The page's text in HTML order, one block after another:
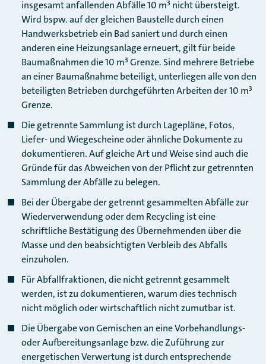
insgesamt anfallenden Abfälle 10 m³ nicht übersteigt.
Wird bspw. auf der gleichen Baustelle durch einen
Handwerksbetrieb ein Bad saniert und durch einen
anderen eine Heizungsanlage erneuert, gilt für beide
Baumaßnahmen die 10 m³ Grenze. Sind mehrere Betriebe
an einer Baumaßnahme beteiligt, unterliegen alle von den
beteiligten Betrieben durchgeführten Arbeiten der 10 m³
Grenze.
Die getrennte Sammlung ist durch Lagepläne, Fotos,
Liefer- und Wiegescheine oder ähnliche Dokumente zu
dokumentieren. Auf gleiche Art und Weise sind auch die
Gründe für das Abweichen von der Pflicht zur getrennten
Sammlung der Abfälle zu belegen.
Bei der Übergabe der getrennt gesammelten Abfälle zur
Wiederverwendung oder dem Recycling ist eine
schriftliche Bestätigung des Übernehmenden über die
Masse und den beabsichtigten Verbleib des Abfalls
einzuholen.
Für Abfallfraktionen, die nicht getrennt gesammelt
werden, ist zu dokumentieren, warum dies technisch
nicht möglich oder wirtschaftlich nicht zumutbar ist.
Die Übergabe von Gemischen an eine Vorbehandlungs-
oder Aufbereitungsanlage bzw. die Zuführung zur
energetischen Verwertung ist durch entsprechende